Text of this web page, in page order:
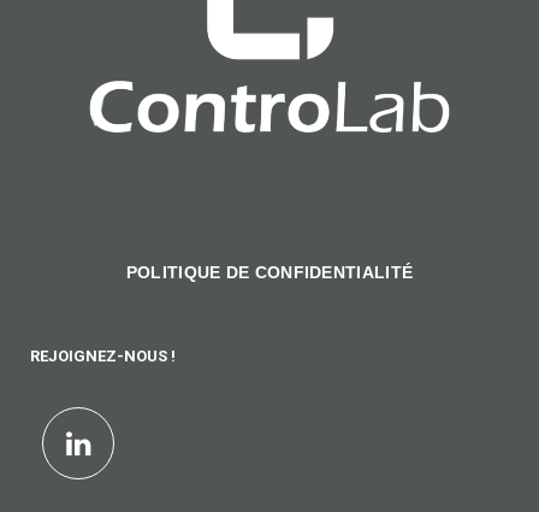
POLITIQUE DE CONFIDENTIALITÉ
REJOIGNEZ-NOUS !